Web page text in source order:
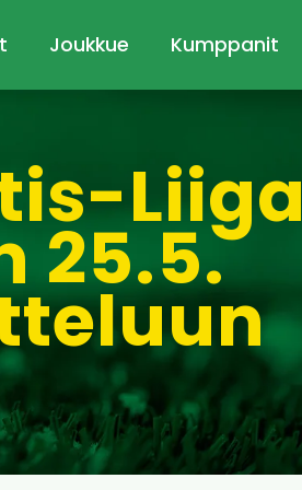
Joukkue Kumppanit
Liiga
25.5.